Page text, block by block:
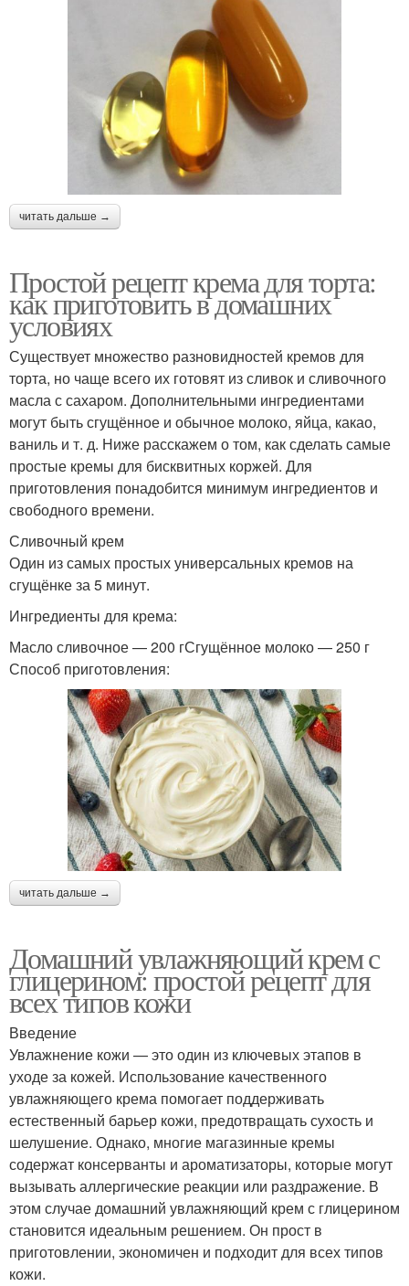
читать дальше →
Простой рецепт крема для торта:
как приготовить в домашних
условиях
Существует множество разновидностей кремов для
торта, но чаще всего их готовят из сливок и сливочного
масла с сахаром. Дополнительными ингредиентами
могут быть сгущённое и обычное молоко, яйца, какао,
ваниль и т. д. Ниже расскажем о том, как сделать самые
простые кремы для бисквитных коржей. Для
приготовления понадобится минимум ингредиентов и
свободного времени.
Сливочный крем
Один из самых простых универсальных кремов на
сгущёнке за 5 минут.
Ингредиенты для крема:
Масло сливочное — 200 гСгущённое молоко — 250 г
Способ приготовления:
читать дальше →
Домашний увлажняющий крем с
глицерином: простой рецепт для
всех типов кожи
Введение
Увлажнение кожи — это один из ключевых этапов в
уходе за кожей. Использование качественного
увлажняющего крема помогает поддерживать
естественный барьер кожи, предотвращать сухость и
шелушение. Однако, многие магазинные кремы
содержат консерванты и ароматизаторы, которые могут
вызывать аллергические реакции или раздражение. В
этом случае домашний увлажняющий крем с глицерином
становится идеальным решением. Он прост в
приготовлении, экономичен и подходит для всех типов
кожи.